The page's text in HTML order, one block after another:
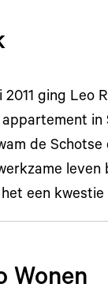
ging Leo
in
de Schotse
leven
een kwestie
Wonen